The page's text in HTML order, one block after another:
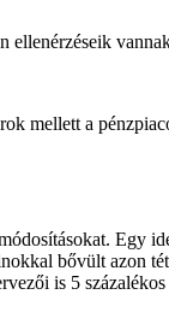
mellett a
Egy
bővült azon
is 5